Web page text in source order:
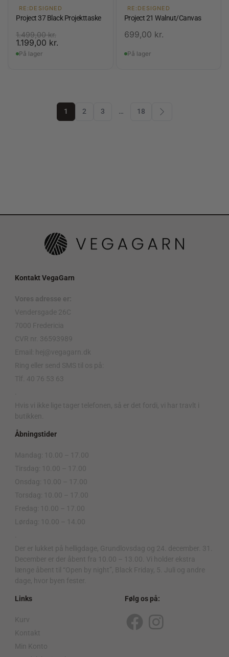
RE:DESIGNED
Project 37 Black Projekttaske
1.499,00kr.
1.199,00 kr.
På lager
RE:DESIGNED
Project 21 Walnut/Canvas
699,00 kr.
På lager
1 2 3 … 18
Kontakt VegaGarn
Vores adresse er:
Vendersgade 26C
7000 Fredericia
CVR nr. 36593989
Email: hej@vegagarn.dk
Ring eller send SMS til os på:
Tlf. 40 76 53 63
Hvis vi ikke lige tager telefonen, så er det fordi, vi har travlt i
butikken.
Åbningstider
Mandag: 10.00 – 17.00
Tirsdag: 10.00 – 17.00
Onsdag: 10.00 – 17.00
Torsdag: 10.00 – 17.00
Fredag: 10.00 – 17.00
Lørdag: 10.00 – 14.00
Der er lukket på helligdage, Grundlovsdag og 24. december. 31.
December er der åbent fra 10.00 – 13.00. Vi holder ekstra
længe åbent til “Open by night”, Black Friday, 5. Juli og andre
dage, hvor byen fester.
Links
Kurv
Kontakt
Min Konto
Følg os på:
F
I